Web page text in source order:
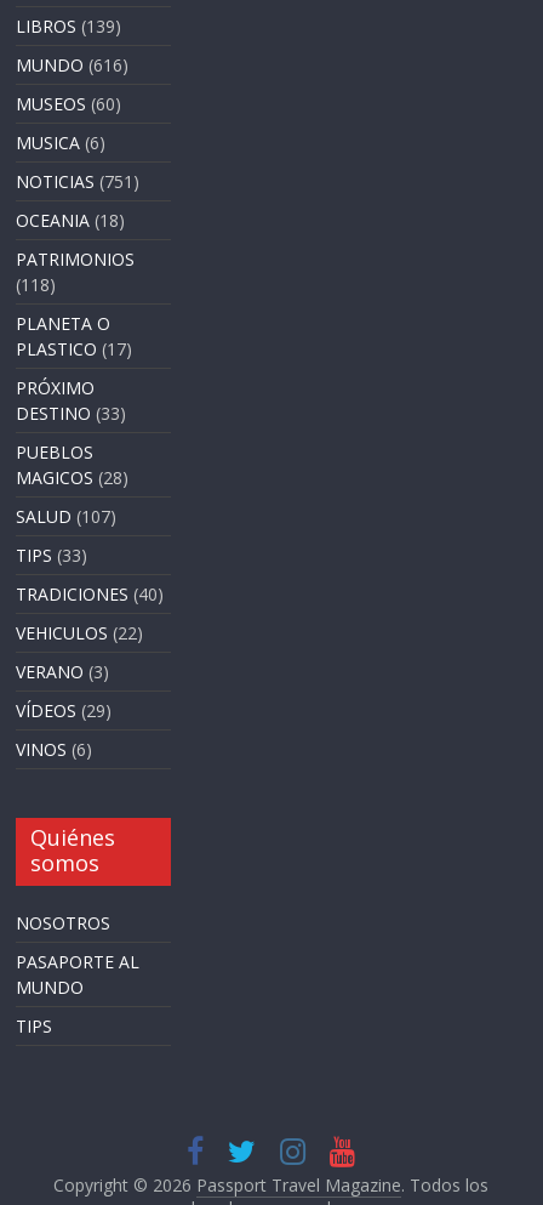
LIBROS (139)
MUNDO (616)
MUSEOS (60)
MUSICA (6)
NOTICIAS (751)
OCEANIA (18)
PATRIMONIOS
(118)
PLANETA O
PLASTICO (17)
PRÓXIMO
DESTINO (33)
PUEBLOS
MAGICOS (28)
SALUD (107)
TIPS (33)
TRADICIONES (40)
VEHICULOS (22)
VERANO (3)
VÍDEOS (29)
VINOS (6)
Quiénes
somos
NOSOTROS
PASAPORTE AL
MUNDO
TIPS
Copyright © 2026 Passport Travel Magazine. Todos los